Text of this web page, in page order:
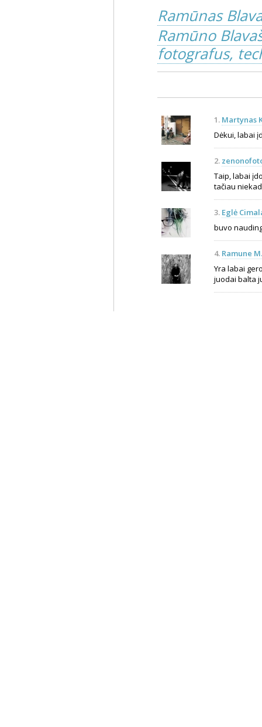
Ramūnas
Ramūno
fotografus,
1. Martynas
Dėkui, labai
2.
Taip, labai
tačiau
3. Eglė
buvo
4. Ramune
Yra labai
juodai balta